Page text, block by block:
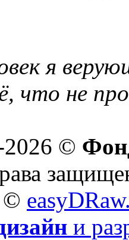
я
что не
2026 ©
©
и